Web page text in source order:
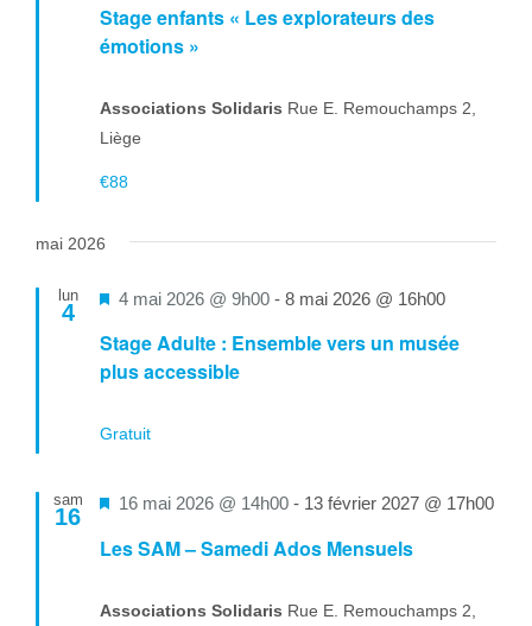
Stage enfants « Les explorateurs des
émotions »
avant
Associations Solidaris Rue E. Remouchamps 2,
Liège
€88
mai 2026
lun
4
Stage Adulte : Ensemble vers un musée
plus accessible
Mis
avant
4 mai 2026 @ 9h00 - 8 mai 2026 @ 16h00
Gratuit
sam
16
Les SAM – Samedi Ados Mensuels
Mis
16 mai 2026 @ 14h00 - 13 février 2027 @ 17h00
Associations Solidaris Rue E. Remouchamps 2,